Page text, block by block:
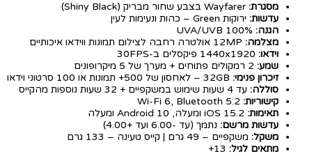
מסגרת:
עדשות: ירוקות Green – כהות ונעימות לעין
הגנה:
מצלמה:
וידאו:
שמע:
זיכרון פנימי:
סוללה: עד 4 שעות שימוש במשקפיים + 32 שעות נוספות מהקייס
קישוריות:
תאימות:
עדשות מרשם: נתמך (עד -6.00 ועד +4.00)
משקל: משקפיים – 49 גרם | קייס טעינה – 133 גרם
מתאים לגיל: